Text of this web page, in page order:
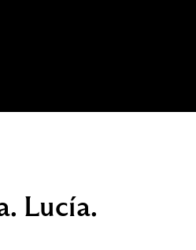
Lucía.